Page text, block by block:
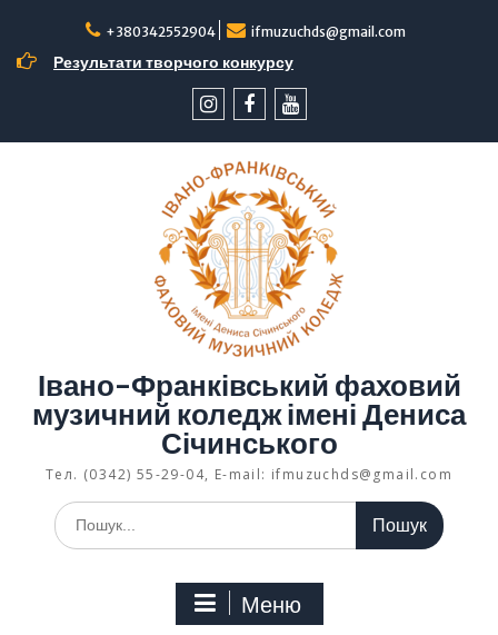
вмісту
+380342552904 ifmuzuchds@gmail.com
Результати творчого конкурсу
Івано-Франківський фаховий
музичний коледж імені Дениса
Січинського
Тел. (0342) 55-29-04, E-mail: ifmuzuchds@gmail.com
Шукати:
Меню